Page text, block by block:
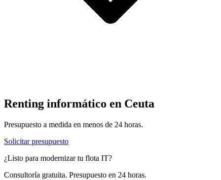
Renting informático en Ceuta
Presupuesto a medida en menos de 24 horas.
Solicitar presupuesto
¿Listo para modernizar tu flota IT?
Consultoría gratuita. Presupuesto en 24 horas.